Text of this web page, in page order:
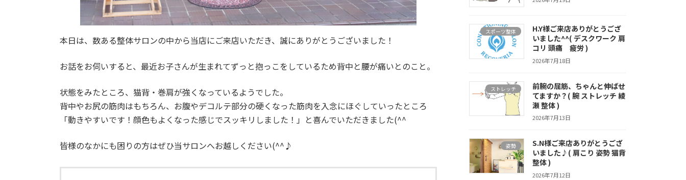
本日は、数ある整体サロンの中から当店にご来店いただき、誠にありがとうございました！
お話をお伺いすると、最近お子さんが生まれてずっと抱っこをしているため背中と腰が痛いとのこと。
状態をみたところ、猫背・巻肩が強くなっているようでした。
背中やお尻の筋肉はもちろん、お腹やデコルテ部分の硬くなった筋肉を入念にほぐしていったところ
「動きやすいです！顔色もよくなった感じでスッキリしました！」と喜んでいただきました(^^
皆様のなかにも困りの方はぜひ当サロンへお越しください(^^♪
スポーツ整体
H.Y様ご来店ありがとうござ
いました^^( デスクワーク 肩
コリ 頭痛 疲労 )
2026年7月18日
ストレッチ
前腕の屈筋、ちゃんと伸ばせ
てますか？( 腕 ストレッチ 綾
瀬 整体 )
2026年7月13日
姿勢
S.N様ご来店ありがとうござ
いました♪( 肩こり 姿勢 猫背
整体 )
2026年7月12日